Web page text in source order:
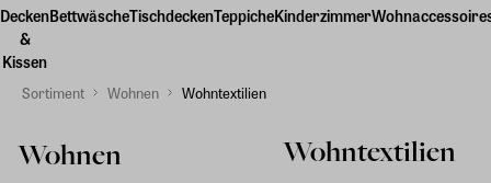
Decken
&
Kissen
BettwäscheTischdeckenTeppicheKinderzimmer
Sortiment Wohnen Wohntextilien
Wohnen Wohntextilien